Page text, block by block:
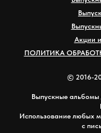
Акции
ПОЛИТИКА
© 2016-
Выпускные альбомы
Использование любых
с